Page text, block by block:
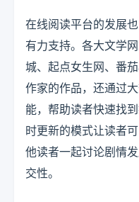
在线阅读平台的发展
有力支持。各大文学
城、起点女生网、番
作家的作品，还通过
能，帮助读者快速找
时更新的模式让读者
他读者一起讨论剧情
交性。